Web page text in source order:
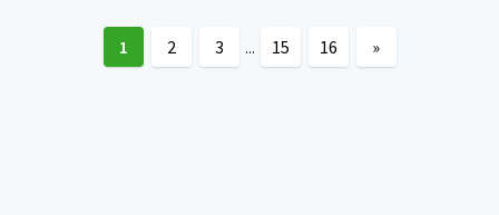
1 2 3 ... 15 16 »